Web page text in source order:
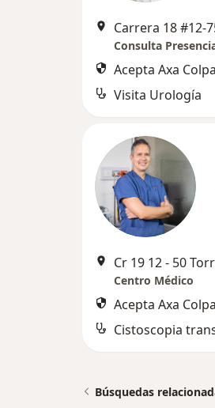
Consulta
Acepta Axa
Visita Urología
Cr 19 12 - 50
Centro Médico
Acepta Axa
Cistoscopia
Búsquedas